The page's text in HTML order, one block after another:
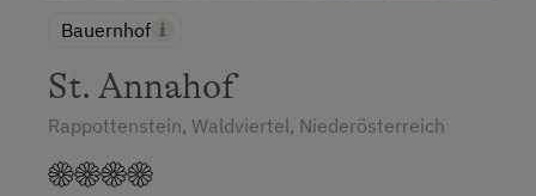
Klettern
Kutschenfahrten
Liegewiese
Live Unterhaltung
Bauernhof
St. Annahof
Rappottenstein, Waldviertel, Niederösterreich